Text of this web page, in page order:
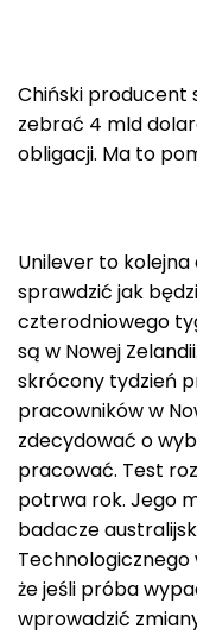
Chiński producent
zebrać 4 mld
obligacji. Ma to
Unilever to kolejna
sprawdzić jak
czterodniowego
są w Nowej
skrócony tydzień
pracowników w
zdecydować o
pracować. Test
potrwa rok. Jego
badacze
Technologicznego
że jeśli próba
wprowadzić